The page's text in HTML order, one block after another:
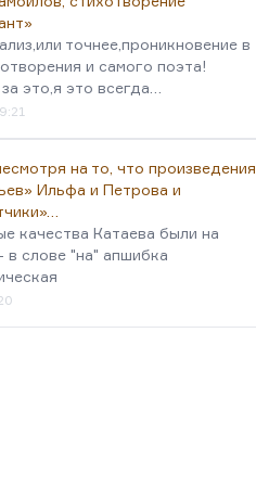
точнее,проникновение в
и самого поэта!
это,я это всегда…
на то, что произведения
Ильфа и Петрова и
качества Катаева были на
в слове "на" апшибка